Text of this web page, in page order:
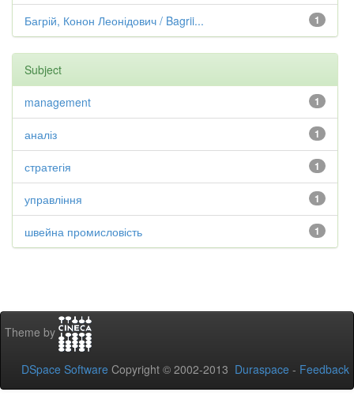
1
Багрій, Конон Леонідович / Bagrii...
Subject
1
management
1
аналіз
1
стратегія
1
управління
1
швейна промисловість
Theme by
DSpace Software Copyright © 2002-2013 Duraspace - Feedback